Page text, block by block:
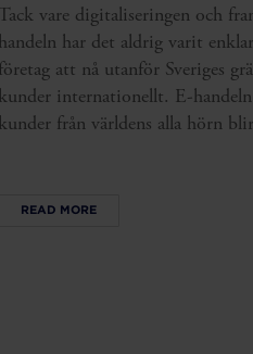
vare digitaliseringen och
har det aldrig varit
att nå utanför Sveriges
internationellt. E-
från världens alla hörn
READ MORE